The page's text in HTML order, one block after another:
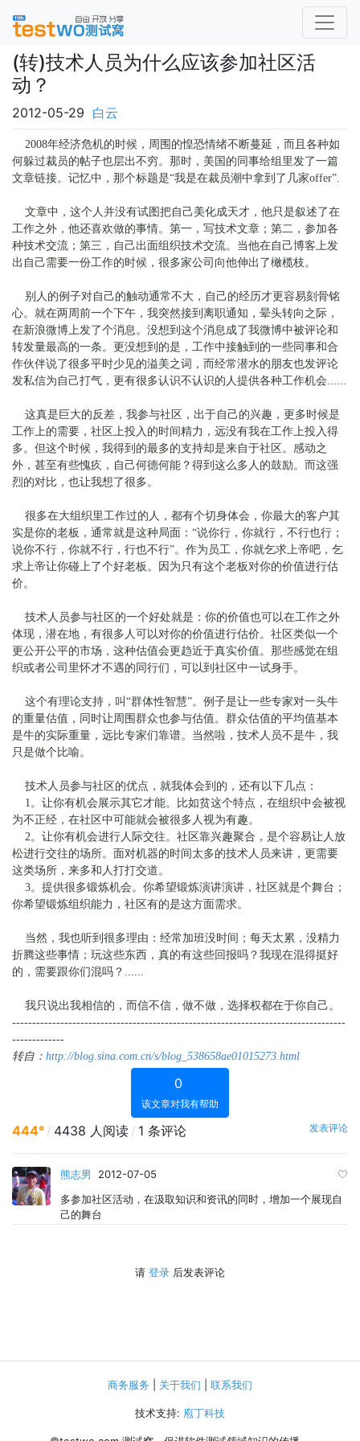
(转)技术人员为什么应该参加社区活
动？
2012-05-29 白云
2008年经济危机的时候，周围的惶恐情绪不断蔓延，而且各种如
何躲过裁员的帖子也层出不穷。那时，美国的同事给组里发了一篇
文章链接。记忆中，那个标题是“我是在裁员潮中拿到了几家offer”.
文章中，这个人并没有试图把自己美化成天才，他只是叙述了在
工作之外，他还喜欢做的事情。第一，写技术文章；第二，参加各
种技术交流；第三，自己出面组织技术交流。当他在自己博客上发
出自己需要一份工作的时候，很多家公司向他伸出了橄榄枝。
别人的例子对自己的触动通常不大，自己的经历才更容易刻骨铭
心。就在两周前一个下午，我突然接到离职通知，晕头转向之际，
在新浪微博上发了个消息。没想到这个消息成了我微博中被评论和
转发量最高的一条。更没想到的是，工作中接触到的一些同事和合
作伙伴说了很多平时少见的溢美之词，而经常潜水的朋友也发评论
发私信为自己打气，更有很多认识不认识的人提供各种工作机会......
这真是巨大的反差，我参与社区，出于自己的兴趣，更多时候是
工作上的需要，社区上投入的时间精力，远没有我在工作上投入得
多。但这个时候，我得到的最多的支持却是来自于社区。感动之
外，甚至有些愧疚，自己何德何能？得到这么多人的鼓励。而这强
烈的对比，也让我想了很多。
很多在大组织里工作过的人，都有个切身体会，你最大的客户其
实是你的老板，通常就是这种局面：“说你行，你就行，不行也行；
说你不行，你就不行，行也不行”。作为员工，你就乞求上帝吧，乞
求上帝让你碰上了个好老板。因为只有这个老板对你的价值进行估
价。
技术人员参与社区的一个好处就是：你的价值也可以在工作之外
体现，潜在地，有很多人可以对你的价值进行估价。社区类似一个
更公开公平的市场，这种估值会更趋近于真实价值。那些感觉在组
织或者公司里怀才不遇的同行们，可以到社区中一试身手。
这个有理论支持，叫“群体性智慧”。例子是让一些专家对一头牛
的重量估值，同时让周围群众也参与估值。群众估值的平均值基本
是牛的实际重量，远比专家们靠谱。当然啦，技术人员不是牛，我
只是做个比喻。
技术人员参与社区的优点，就我体会到的，还有以下几点：
1。让你有机会展示其它才能。比如贫这个特点，在组织中会被视
为不正经，在社区中可能就会被很多人视为有趣。
2。让你有机会进行人际交往。社区靠兴趣聚合，是个容易让人放
松进行交往的场所。面对机器的时间太多的技术人员来讲，更需要
这类场所，来多和人打打交道。
3。提供很多锻炼机会。你希望锻炼演讲演讲，社区就是个舞台；
你希望锻炼组织能力，社区有的是这方面需求。
当然，我也听到很多理由：经常加班没时间；每天太累，没精力
折腾这些事情；玩这些东西，真的有这些回报吗？我现在混得挺好
的，需要跟你们混吗？......
我只说出我相信的，而信不信，做不做，选择权都在于你自己。
-----------------------------------------------------------------------------------
-------------
转自： http://blog.sina.com.cn/s/blog_538658ae01015273.html
0
该文章对我有帮助
444° / 4438 人阅读 / 1 条评论 发表评论
熊志男
2012-07-05
多参加社区活动，在汲取知识和资讯的同时，增加一个展现自
己的舞台
请 登录 后发表评论
商务服务 关于我们 联系我们
技术支持: 庖丁科技